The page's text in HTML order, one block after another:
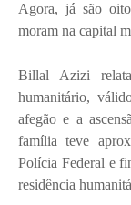
Agora, já são
moram na capital
Billal Azizi
humanitário,
afegão e a
família teve
Polícia Federal e
residência